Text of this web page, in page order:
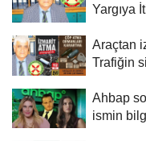
Yargıya
Araçtan
Trafiğin
Ahbap
ismin